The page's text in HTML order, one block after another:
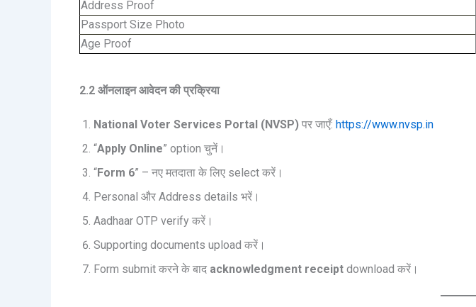
Address Proof
Passport Size Photo
Age Proof
2.2 ऑनलाइन आवेदन की प्रक्रिया
National Voter Services Portal (NVSP) पर जाएँ: https://www.nvsp.in
“Apply Online” option चुनें।
“Form 6” – नए मतदाता के लिए select करें।
Personal और Address details भरें।
Aadhaar OTP verify करें।
Supporting documents upload करें।
Form submit करने के बाद acknowledgment receipt download करें।